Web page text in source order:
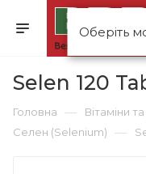
Оберіть
Selen 120
Головна — Вітаміни
Селен (Selenium) —